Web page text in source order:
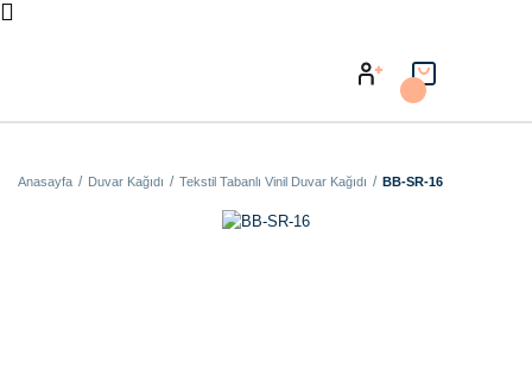
Anasayfa Duvar Kağıdı Tekstil Tabanlı Vinil Duvar Kağıdı BB-SR-16